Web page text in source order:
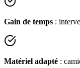
Gain de temps :
Matériel adapté :